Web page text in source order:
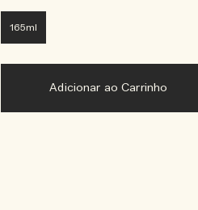
165ml
Adicionar ao Carrinho